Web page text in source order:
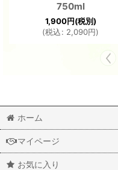
750ml
1,900円(税別)
(税込: 2,090円)
ホーム
マイページ
お気に入り